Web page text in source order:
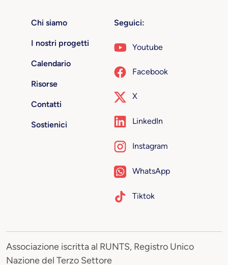
Chi siamo
I nostri progetti
Calendario
Risorse
Contatti
Sostienici
Seguici:
Youtube
Facebook
X
LinkedIn
Instagram
WhatsApp
Tiktok
Associazione iscritta al RUNTS, Registro Unico
Nazione del Terzo Settore